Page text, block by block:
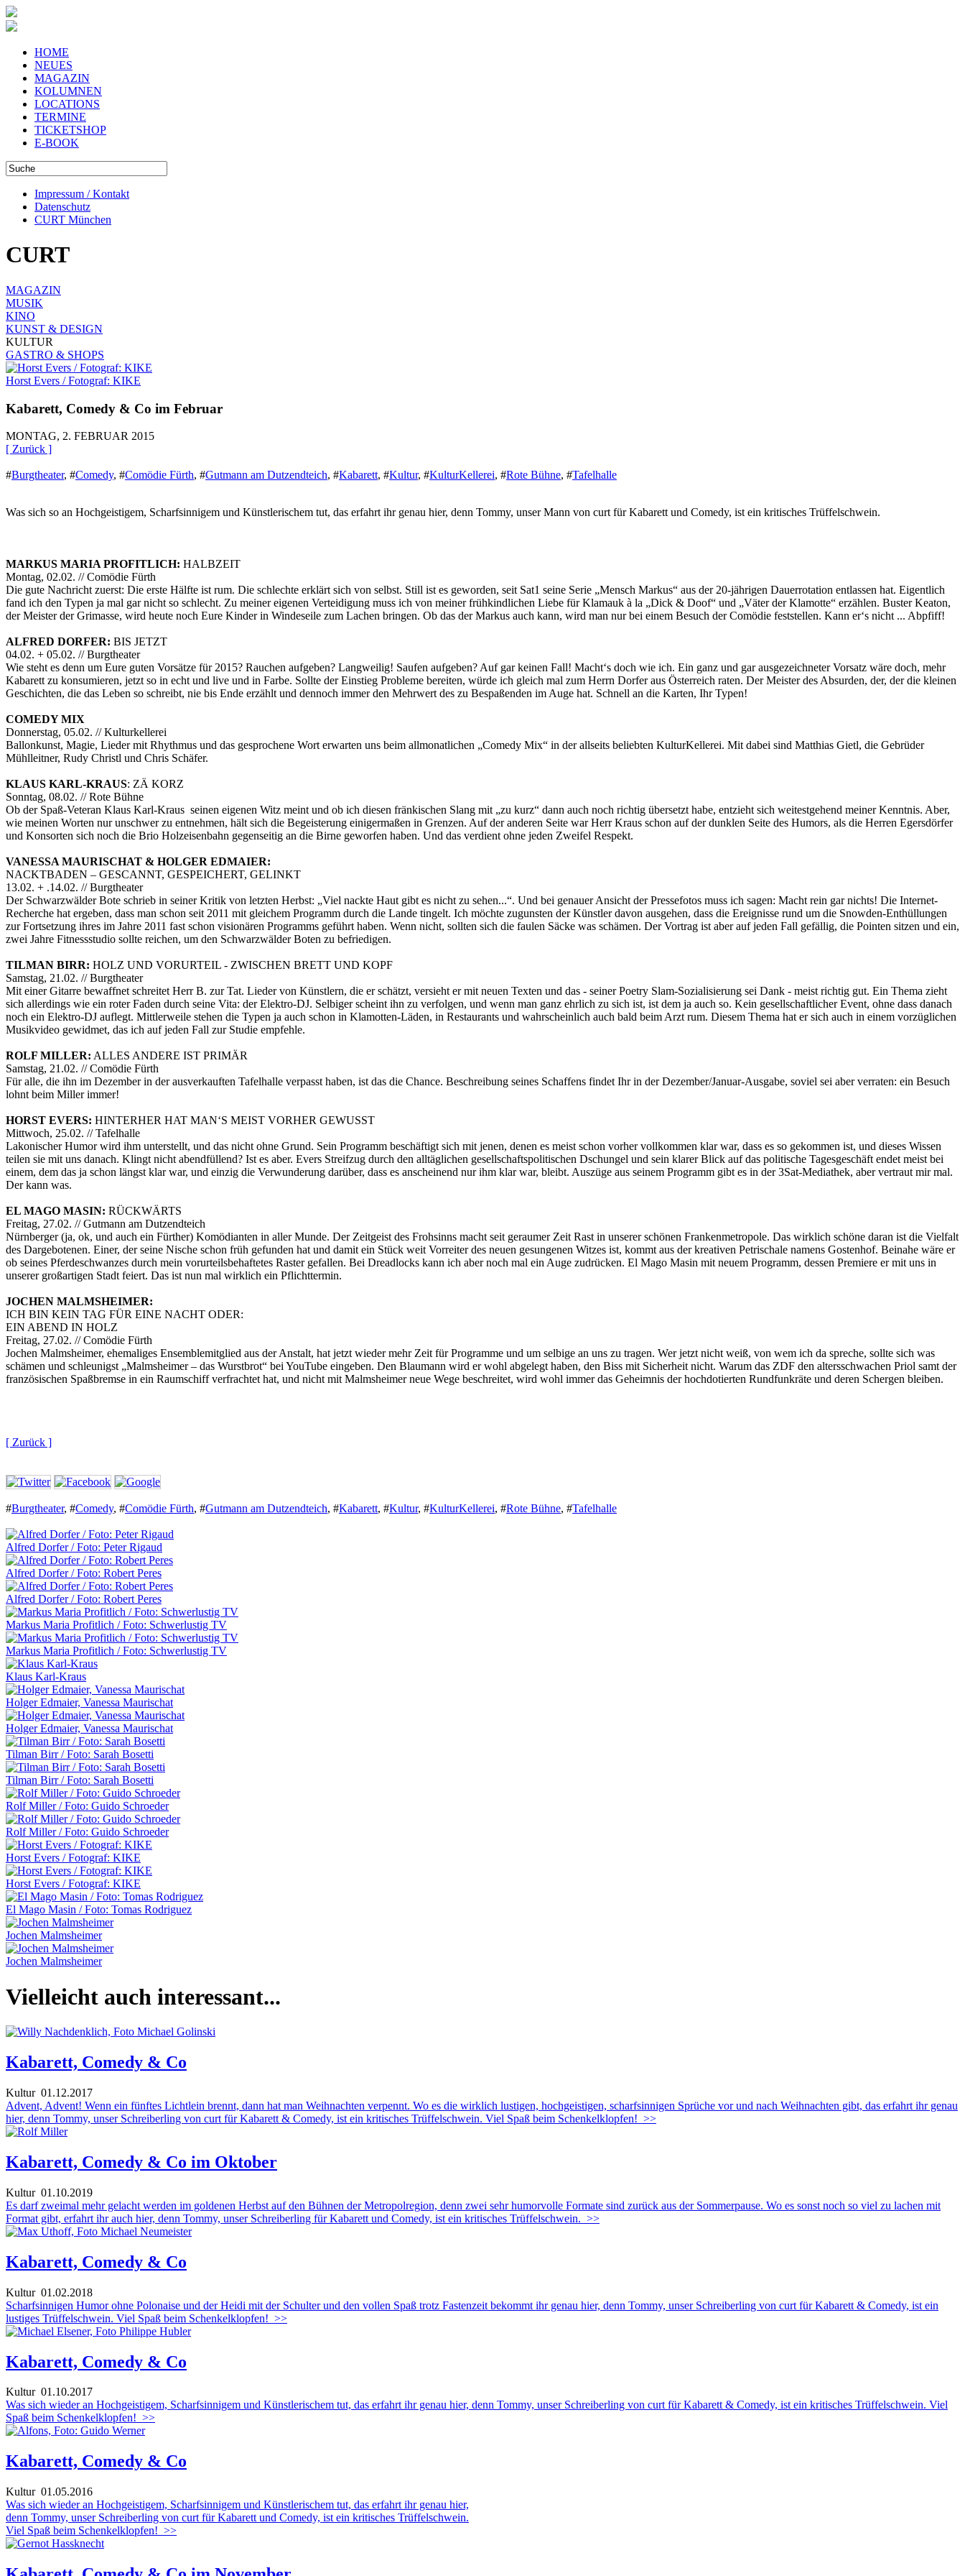
HOME
NEUES
MAGAZIN
KOLUMNEN
LOCATIONS
TERMINE
TICKETSHOP
E-BOOK
Impressum / Kontakt
Datenschutz
CURT München
CURT
MAGAZIN
MUSIK
KINO
KUNST & DESIGN
KULTUR
GASTRO & SHOPS
Horst Evers / Fotograf: KIKE
Kabarett, Comedy & Co im Februar
MONTAG, 2. FEBRUAR 2015
[ Zurück ]
#Burgtheater, #Comedy, #Comödie Fürth, #Gutmann am Dutzendteich, #Kabarett, #Kultur, #KulturKellerei, #Rote Bühne, #Tafelhalle
Was sich so an Hochgeistigem, Scharfsinnigem und Künstlerischem tut, das erfahrt ihr genau hier, denn Tommy, unser Mann von curt für Kabarett und Comedy, ist ein kritisches Trüffelschwein.
MARKUS MARIA PROFITLICH: HALBZEIT
Montag, 02.02. // Comödie Fürth
Die gute Nachricht zuerst: Die erste Hälfte ist rum. Die schlechte erklärt sich von selbst. Still ist es geworden, seit Sat1 seine Serie „Mensch Markus“ aus der 20-jährigen Dauerrotation entlassen hat. Eigentlich
fand ich den Typen ja mal gar nicht so schlecht. Zu meiner eigenen Verteidigung muss ich von meiner frühkindlichen Liebe für Klamauk à la „Dick & Doof“ und „Väter der Klamotte“ erzählen. Buster Keaton,
der Meister der Grimasse, wird heute noch Eure Kinder in Windeseile zum Lachen bringen. Ob das der Markus auch kann, wird man nur bei einem Besuch der Comödie feststellen. Kann er‘s nicht ... Abpfiff!
ALFRED DORFER: BIS JETZT
04.02. + 05.02. // Burgtheater
Wie steht es denn um Eure guten Vorsätze für 2015? Rauchen aufgeben? Langweilig! Saufen aufgeben? Auf gar keinen Fall! Macht‘s doch wie ich. Ein ganz und gar ausgezeichneter Vorsatz wäre doch, mehr
Kabarett zu konsumieren, jetzt so in echt und live und in Farbe. Sollte der Einstieg Probleme bereiten, würde ich gleich mal zum Herrn Dorfer aus Österreich raten. Der Meister des Absurden, der, der die kleinen
Geschichten, die das Leben so schreibt, nie bis Ende erzählt und dennoch immer den Mehrwert des zu Bespaßenden im Auge hat. Schnell an die Karten, Ihr Typen!
COMEDY MIX
Donnerstag, 05.02. // Kulturkellerei
Ballonkunst, Magie, Lieder mit Rhythmus und das gesprochene Wort erwarten uns beim allmonatlichen „Comedy Mix“ in der allseits beliebten KulturKellerei. Mit dabei sind Matthias Gietl, die Gebrüder
Mühlleitner, Rudy Christl und Chris Schäfer.
KLAUS KARL-KRAUS: ZÄ KORZ
Sonntag, 08.02. // Rote Bühne
Ob der Spaß-Veteran Klaus Karl-Kraus seinen eigenen Witz meint und ob ich diesen fränkischen Slang mit „zu kurz“ dann auch noch richtig übersetzt habe, entzieht sich weitestgehend meiner Kenntnis. Aber,
wie meinen Worten nur unschwer zu entnehmen, hält sich die Begeisterung einigermaßen in Grenzen. Auf der anderen Seite war Herr Kraus schon auf der dunklen Seite des Humors, als die Herren Egersdörfer
und Konsorten sich noch die Brio Holzeisenbahn gegenseitig an die Birne geworfen haben. Und das verdient ohne jeden Zweifel Respekt.
VANESSA MAURISCHAT & HOLGER EDMAIER:
NACKTBADEN – GESCANNT, GESPEICHERT, GELINKT
13.02. + .14.02. // Burgtheater
Der Schwarzwälder Bote schrieb in seiner Kritik von letzten Herbst: „Viel nackte Haut gibt es nicht zu sehen...“. Und bei genauer Ansicht der Pressefotos muss ich sagen: Macht rein gar nichts! Die Internet-
Recherche hat ergeben, dass man schon seit 2011 mit gleichem Programm durch die Lande tingelt. Ich möchte zugunsten der Künstler davon ausgehen, dass die Ereignisse rund um die Snowden-Enthüllungen
zur Fortsetzung ihres im Jahre 2011 fast schon visionären Programms geführt haben. Wenn nicht, sollten sich die faulen Säcke was schämen. Der Vortrag ist aber auf jeden Fall gefällig, die Pointen sitzen und ein,
zwei Jahre Fitnessstudio sollte reichen, um den Schwarzwälder Boten zu befriedigen.
TILMAN BIRR: HOLZ UND VORURTEIL - ZWISCHEN BRETT UND KOPF
Samstag, 21.02. // Burgtheater
Mit einer Gitarre bewaffnet schreitet Herr B. zur Tat. Lieder von Künstlern, die er schätzt, versieht er mit neuen Texten und das - seiner Poetry Slam-Sozialisierung sei Dank - meist richtig gut. Ein Thema zieht
sich allerdings wie ein roter Faden durch seine Vita: der Elektro-DJ. Selbiger scheint ihn zu verfolgen, und wenn man ganz ehrlich zu sich ist, ist dem ja auch so. Kein gesellschaftlicher Event, ohne dass danach
noch ein Elektro-DJ auflegt. Mittlerweile stehen die Typen ja auch schon in Klamotten-Läden, in Restaurants und wahrscheinlich auch bald beim Arzt rum. Diesem Thema hat er sich auch in einem vorzüglichen
Musikvideo gewidmet, das ich auf jeden Fall zur Studie empfehle.
ROLF MILLER: ALLES ANDERE IST PRIMÄR
Samstag, 21.02. // Comödie Fürth
Für alle, die ihn im Dezember in der ausverkauften Tafelhalle verpasst haben, ist das die Chance. Beschreibung seines Schaffens findet Ihr in der Dezember/Januar-Ausgabe, soviel sei aber verraten: ein Besuch
lohnt beim Miller immer!
HORST EVERS: HINTERHER HAT MAN‘S MEIST VORHER GEWUSST
Mittwoch, 25.02. // Tafelhalle
Lakonischer Humor wird ihm unterstellt, und das nicht ohne Grund. Sein Programm beschäftigt sich mit jenen, denen es meist schon vorher vollkommen klar war, dass es so gekommen ist, und dieses Wissen
teilen sie mit uns danach. Klingt nicht abendfüllend? Ist es aber. Evers Streifzug durch den alltäglichen gesellschaftspolitischen Dschungel und sein klarer Blick auf das politische Tagesgeschäft endet meist bei
einem, dem das ja schon längst klar war, und einzig die Verwunderung darüber, dass es anscheinend nur ihm klar war, bleibt. Auszüge aus seinem Programm gibt es in der 3Sat-Mediathek, aber vertraut mir mal.
Der kann was.
EL MAGO MASIN: RÜCKWÄRTS
Freitag, 27.02. // Gutmann am Dutzendteich
Nürnberger (ja, ok, und auch ein Fürther) Komödianten in aller Munde. Der Zeitgeist des Frohsinns macht seit geraumer Zeit Rast in unserer schönen Frankenmetropole. Das wirklich schöne daran ist die Vielfalt
des Dargebotenen. Einer, der seine Nische schon früh gefunden hat und damit ein Stück weit Vorreiter des neuen gesungenen Witzes ist, kommt aus der kreativen Petrischale namens Gostenhof. Beinahe wäre er
ob seines Pferdeschwanzes durch mein vorurteilsbehaftetes Raster gefallen. Bei Dreadlocks kann ich aber noch mal ein Auge zudrücken. El Mago Masin mit neuem Programm, dessen Premiere er mit uns in
unserer großartigen Stadt feiert. Das ist nun mal wirklich ein Pflichttermin.
JOCHEN MALMSHEIMER:
ICH BIN KEIN TAG FÜR EINE NACHT ODER:
EIN ABEND IN HOLZ
Freitag, 27.02. // Comödie Fürth
Jochen Malmsheimer, ehemaliges Ensemblemitglied aus der Anstalt, hat jetzt wieder mehr Zeit für Programme und um selbige an uns zu tragen. Wer jetzt nicht weiß, von wem ich da spreche, sollte sich was
schämen und schleunigst „Malmsheimer – das Wurstbrot“ bei YouTube eingeben. Den Blaumann wird er wohl abgelegt haben, den Biss mit Sicherheit nicht. Warum das ZDF den altersschwachen Priol samt der
französischen Spaßbremse in ein Raumschiff verfrachtet hat, und nicht mit Malmsheimer neue Wege beschreitet, wird wohl immer das Geheimnis der hochdotierten Rundfunkräte und deren Schergen bleiben.
[ Zurück ]
#Burgtheater, #Comedy, #Comödie Fürth, #Gutmann am Dutzendteich, #Kabarett, #Kultur, #KulturKellerei, #Rote Bühne, #Tafelhalle
Alfred Dorfer / Foto: Peter Rigaud
Alfred Dorfer / Foto: Robert Peres
Alfred Dorfer / Foto: Robert Peres
Markus Maria Profitlich / Foto: Schwerlustig TV
Markus Maria Profitlich / Foto: Schwerlustig TV
Klaus Karl-Kraus
Holger Edmaier, Vanessa Maurischat
Holger Edmaier, Vanessa Maurischat
Tilman Birr / Foto: Sarah Bosetti
Tilman Birr / Foto: Sarah Bosetti
Rolf Miller / Foto: Guido Schroeder
Rolf Miller / Foto: Guido Schroeder
Horst Evers / Fotograf: KIKE
Horst Evers / Fotograf: KIKE
El Mago Masin / Foto: Tomas Rodriguez
Jochen Malmsheimer
Jochen Malmsheimer
Vielleicht auch interessant...
Kabarett, Comedy & Co
Kultur01.12.2017
Advent, Advent! Wenn ein fünftes Lichtlein brennt, dann hat man Weihnachten verpennt. Wo es die wirklich lustigen, hochgeistigen, scharfsinnigen Sprüche vor und nach Weihnachten gibt, das erfahrt ihr genau
hier, denn Tommy, unser Schreiberling von curt für Kabarett & Comedy, ist ein kritisches Trüffelschwein. Viel Spaß beim Schenkelklopfen! >>
Kabarett, Comedy & Co im Oktober
Kultur01.10.2019
Es darf zweimal mehr gelacht werden im goldenen Herbst auf den Bühnen der Metropolregion, denn zwei sehr humorvolle Formate sind zurück aus der Sommerpause. Wo es sonst noch so viel zu lachen mit
Format gibt, erfahrt ihr auch hier, denn Tommy, unser Schreiberling für Kabarett und Comedy, ist ein kritisches Trüffelschwein. >>
Kabarett, Comedy & Co
Kultur01.02.2018
Scharfsinnigen Humor ohne Polonaise und der Heidi mit der Schulter und den vollen Spaß trotz Fastenzeit bekommt ihr genau hier, denn Tommy, unser Schreiberling von curt für Kabarett & Comedy, ist ein
lustiges Trüffelschwein. Viel Spaß beim Schenkelklopfen! >>
Kabarett, Comedy & Co
Kultur01.10.2017
Was sich wieder an Hochgeistigem, Scharfsinnigem und Künstlerischem tut, das erfahrt ihr genau hier, denn Tommy, unser Schreiberling von curt für Kabarett & Comedy, ist ein kritisches Trüffelschwein. Viel
Spaß beim Schenkelklopfen! >>
Kabarett, Comedy & Co
Kultur01.05.2016
Was sich wieder an Hochgeistigem, Scharfsinnigem und Künstlerischem tut, das erfahrt ihr genau hier,
denn Tommy, unser Schreiberling von curt für Kabarett und Comedy, ist ein kritisches Trüffelschwein.
Viel Spaß beim Schenkelklopfen! >>